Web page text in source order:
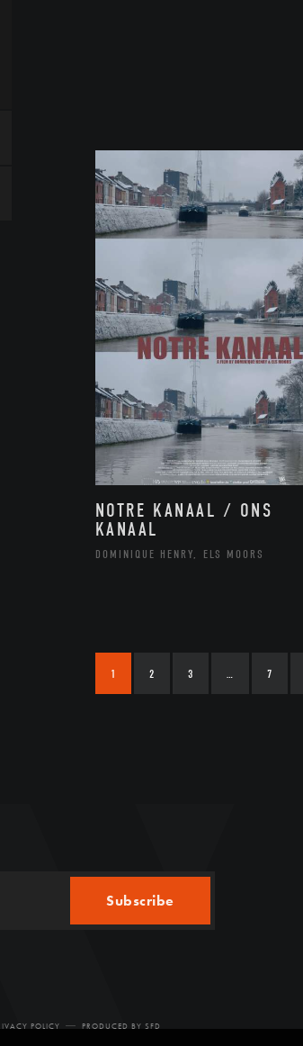
NOTRE KANAAL / ONS
KANAAL
DOMINIQUE HENRY, ELS MOORS
1 2 3 7
Subscribe
POLICY PRODUCED BY SFD